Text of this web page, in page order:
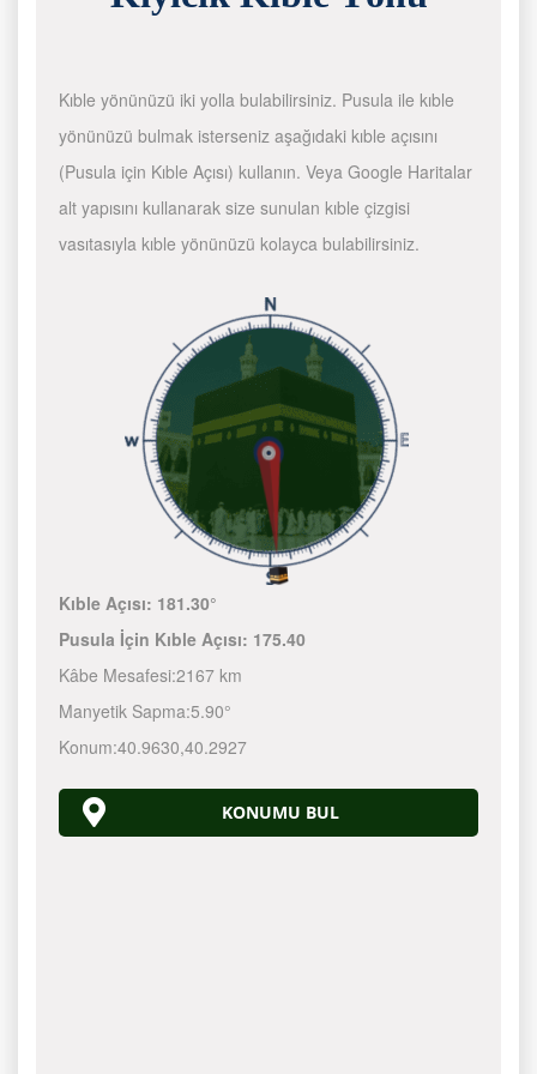
Kıble yönünüzü iki yolla bulabilirsiniz. Pusula ile kıble
yönünüzü bulmak isterseniz aşağıdaki kıble açısını
(Pusula için Kıble Açısı) kullanın. Veya Google Haritalar
alt yapısını kullanarak size sunulan kıble çizgisi
vasıtasıyla kıble yönünüzü kolayca bulabilirsiniz.
Kıble Açısı: 181.30°
Pusula İçin Kıble Açısı: 175.40
Kâbe Mesafesi:2167 km
Manyetik Sapma:5.90°
Konum:40.9630,40.2927
KONUMU BUL